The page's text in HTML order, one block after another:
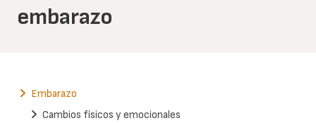
embarazo
Embarazo
Cambios físicos y emocionales